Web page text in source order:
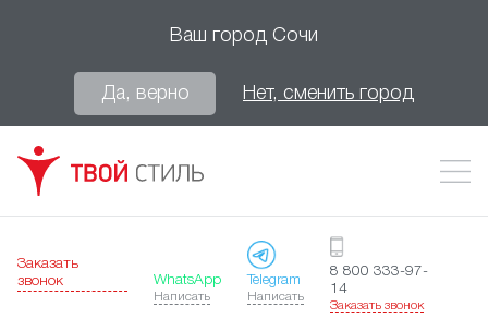
Ваш город Сочи
Да, верно Нет, сменить город
Заказать
звонок
WhatsApp
Написать
Telegram
Написать
8 800 333-97-
14
Заказать звонок